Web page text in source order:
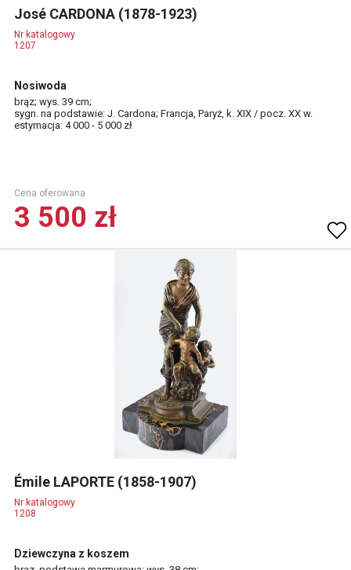
José CARDONA (1878-1923)
Nr katalogowy
1207
Nosiwoda
brąz; wys. 39 cm;
sygn. na podstawie: J. Cardona; Francja, Paryż, k. XIX / pocz. XX w.
estymacja: 4 000 - 5 000 zł
Cena oferowana
3 500 zł
Émile LAPORTE (1858-1907)
Nr katalogowy
1208
Dziewczyna z koszem